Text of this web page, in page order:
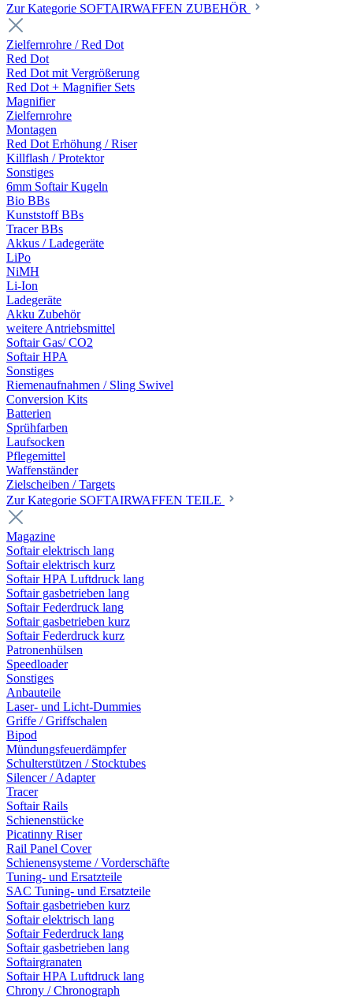
Zur Kategorie SOFTAIRWAFFEN ZUBEHÖR
Zielfernrohre / Red Dot
Red Dot
Red Dot mit Vergrößerung
Red Dot + Magnifier Sets
Magnifier
Zielfernrohre
Montagen
Red Dot Erhöhung / Riser
Killflash / Protektor
Sonstiges
6mm Softair Kugeln
Bio BBs
Kunststoff BBs
Tracer BBs
Akkus / Ladegeräte
LiPo
NiMH
Li-Ion
Ladegeräte
Akku Zubehör
weitere Antriebsmittel
Softair Gas/ CO2
Softair HPA
Sonstiges
Riemenaufnahmen / Sling Swivel
Conversion Kits
Batterien
Sprühfarben
Laufsocken
Pflegemittel
Waffenständer
Zielscheiben / Targets
Zur Kategorie SOFTAIRWAFFEN TEILE
Magazine
Softair elektrisch lang
Softair elektrisch kurz
Softair HPA Luftdruck lang
Softair gasbetrieben lang
Softair Federdruck lang
Softair gasbetrieben kurz
Softair Federdruck kurz
Patronenhülsen
Speedloader
Sonstiges
Anbauteile
Laser- und Licht-Dummies
Griffe / Griffschalen
Bipod
Mündungsfeuerdämpfer
Schulterstützen / Stocktubes
Silencer / Adapter
Tracer
Softair Rails
Schienenstücke
Picatinny Riser
Rail Panel Cover
Schienensysteme / Vorderschäfte
Tuning- und Ersatzteile
SAC Tuning- und Ersatzteile
Softair gasbetrieben kurz
Softair elektrisch lang
Softair Federdruck lang
Softair gasbetrieben lang
Softairgranaten
Softair HPA Luftdruck lang
Chrony / Chronograph